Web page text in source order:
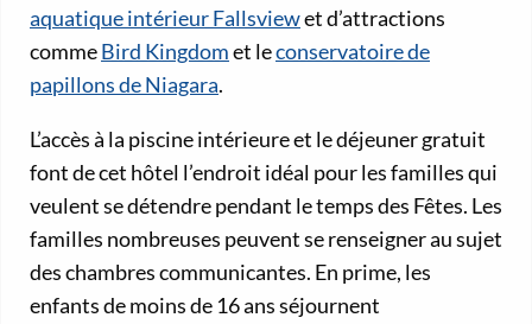
aquatique intérieur Fallsviewet d’attractions
commeBird Kingdomet leconservatoire de
papillons de Niagara.
L’accès à la piscine intérieure et le déjeuner gratuit
font de cet hôtel l’endroit idéal pour les familles qui
veulent se détendre pendant le temps des Fêtes. Les
familles nombreuses peuvent se renseigner au sujet
des chambres communicantes. En prime, les
enfants de moins de 16 ans séjournent